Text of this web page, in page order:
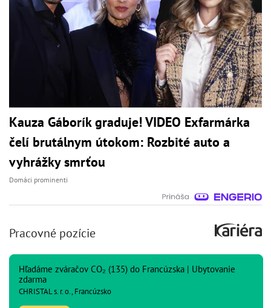
Kauza Gáborík graduje! VIDEO Exfarmárka
čelí brutálnym útokom: Rozbité auto a
vyhrážky smrťou
Domáci prominenti
Pracovné pozície
Hľadáme zváračov CO₂ (135) do Francúzska | Ubytovanie
zdarma
CHRISTAL s. r. o., Francúzsko